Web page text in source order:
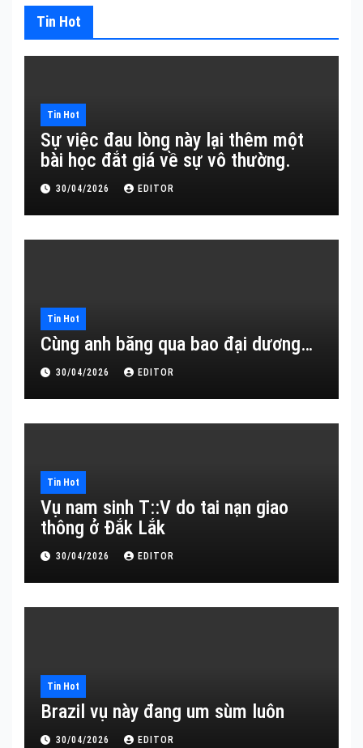
Tin Hot
Tin Hot
Sự việc đau lòng này lại thêm một
bài học đắt giá về sự vô thường.
30/04/2026 EDITOR
Tin Hot
Cùng anh băng qua bao đại dương…
30/04/2026 EDITOR
Tin Hot
Vụ nam sinh T::V do tai nạn giao
thông ở Đắk Lắk
30/04/2026 EDITOR
Tin Hot
Brazil vụ này đang um sùm luôn
30/04/2026 EDITOR